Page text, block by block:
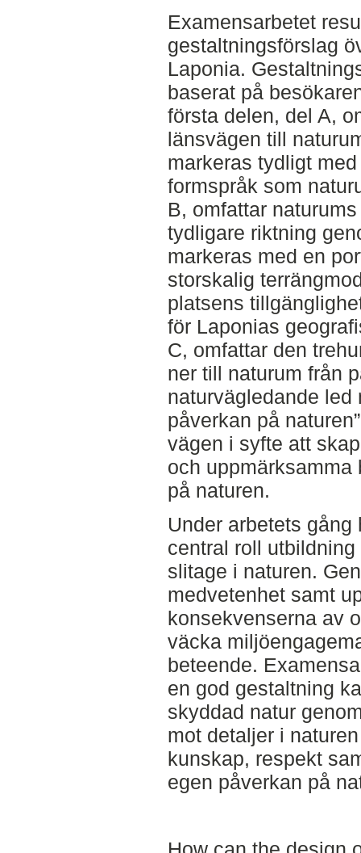
Examensarbetet
gestaltningsförslag
Laponia.
baserat på
första delen, del A,
länsvägen till
markeras tydligt
formspråk som
B, omfattar
tydligare riktning
markeras med en
storskalig
platsens
för Laponias
C, omfattar den
ner till naturum från
naturvägledande led
påverkan på
vägen i syfte att
och uppmärksamma
på naturen.
Under arbetets
central roll
slitage i naturen.
medvetenhet samt
konsekvenserna av
väcka
beteende.
en god gestaltning
skyddad natur
mot detaljer i
kunskap, respekt
egen påverkan på